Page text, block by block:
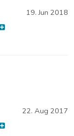
19. Jun 2018
22. Aug 2017